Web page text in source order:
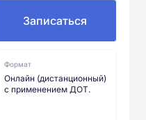
Записаться
Формат
Онлайн (дистанционный)
с применением ДОТ.